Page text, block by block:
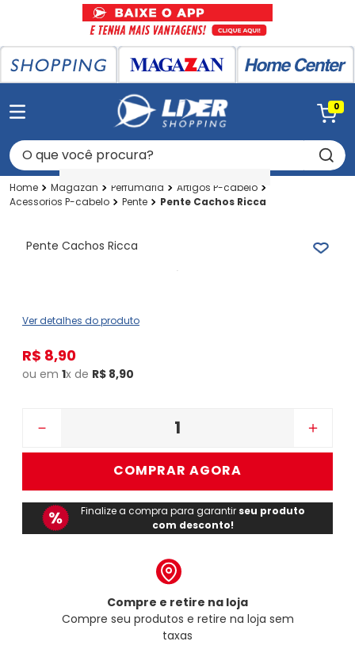
0
O que você procura?
Magazan Perfumaria
Artigos P-cabelo
Acessorios P-cabelo
Pente Pente Cachos Ricca
Pente Cachos Ricca
Ver detalhes do produto
R$ 8,90
ou em 1x de R$ 8,90
＋
－
COMPRAR AGORA
Finalize a compra para garantir seu produto
com desconto!
Compre e retire na loja
Compre seu produtos e retire na loja sem
taxas